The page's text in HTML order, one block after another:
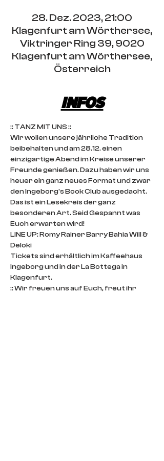
28. Dez. 2023, 21:00
Klagenfurt am Wörthersee,
Viktringer Ring 39, 9020
Klagenfurt am Wörthersee,
Österreich
INFOS
:: TANZ MIT UNS ::
Wir wollen unsere jährliche Tradition
beibehalten und am 28.12. einen
einzigartige Abend im Kreise unserer
Freunde genießen. Dazu haben wir uns
heuer ein ganz neues Format und zwar
den Ingeborg's Book Club ausgedacht.
Das ist ein Lesekreis der ganz
besonderen Art. Seid Gespannt was
Euch erwarten wird!
LINE UP: Romy Rainer Barry Bahia Will &
Deloki
Tickets sind erhältlich im Kaffeehaus
Ingeborg und in der La Bottega in
Klagenfurt.
:: Wir freuen uns auf Euch, freut ihr